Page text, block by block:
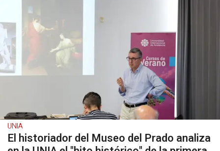
UNIA
El historiador del Museo del Prado analiza